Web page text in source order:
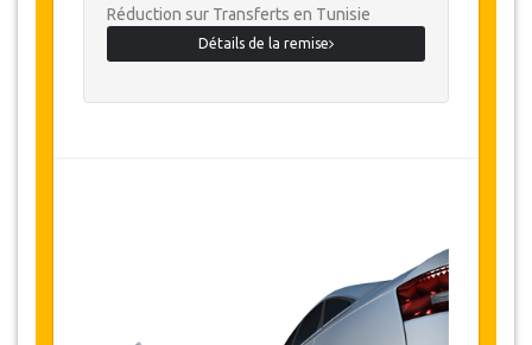
Réduction sur Transferts en Tunisie
Détails de la remise